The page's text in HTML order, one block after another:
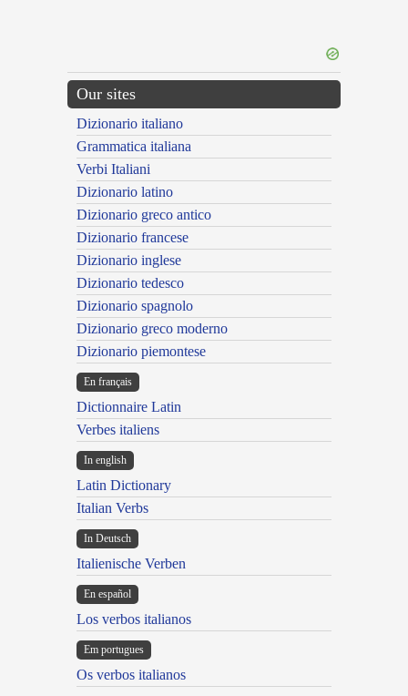
Our sites
Dizionario italiano
Grammatica italiana
Verbi Italiani
Dizionario latino
Dizionario greco antico
Dizionario francese
Dizionario inglese
Dizionario tedesco
Dizionario spagnolo
Dizionario greco moderno
Dizionario piemontese
En français
Dictionnaire Latin
Verbes italiens
In english
Latin Dictionary
Italian Verbs
In Deutsch
Italienische Verben
En español
Los verbos italianos
Em portugues
Os verbos italianos